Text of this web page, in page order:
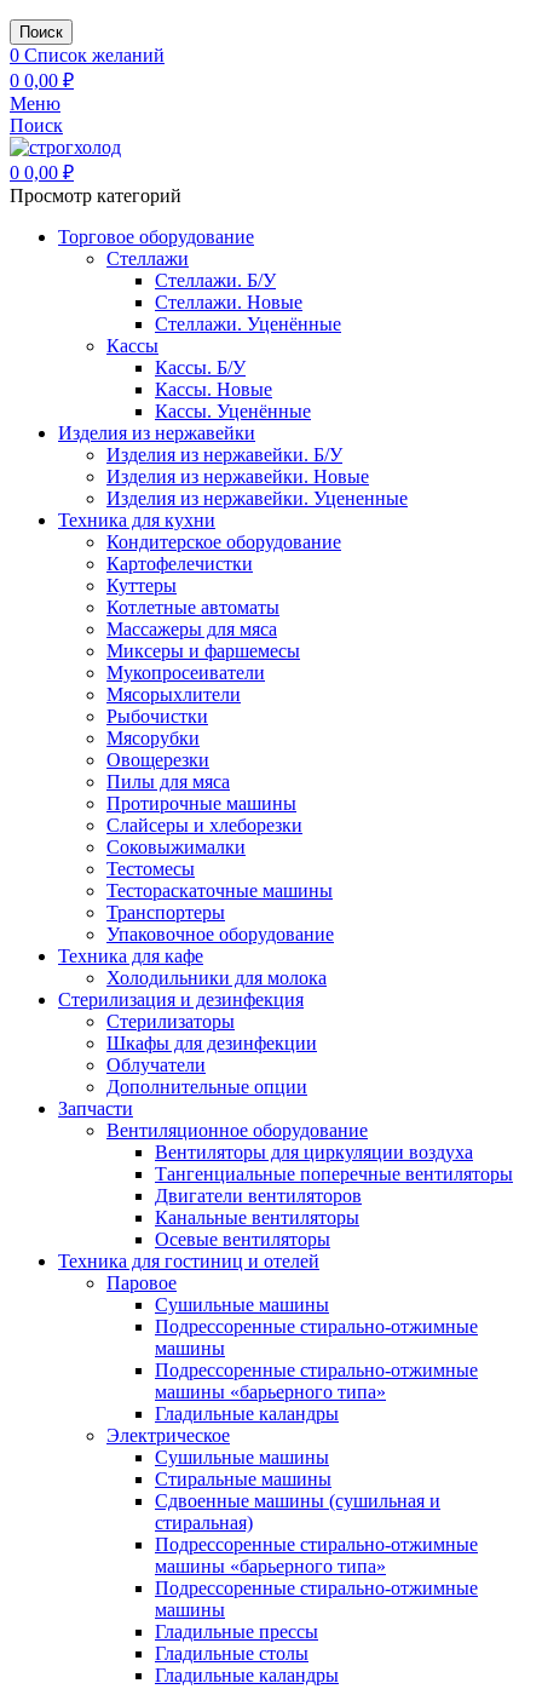
Поиск
0 Список желаний
0 0,00 ₽
Меню
Поиск
0 0,00 ₽
Просмотр категорий
Торговое оборудование
Стеллажи
Стеллажи. Б/У
Стеллажи. Новые
Стеллажи. Уценённые
Кассы
Кассы. Б/У
Кассы. Новые
Кассы. Уценённые
Изделия из нержавейки
Изделия из нержавейки. Б/У
Изделия из нержавейки. Новые
Изделия из нержавейки. Уцененные
Техника для кухни
Кондитерское оборудование
Картофелечистки
Куттеры
Котлетные автоматы
Массажеры для мяса
Миксеры и фаршемесы
Мукопросеиватели
Мясорыхлители
Рыбочистки
Мясорубки
Овощерезки
Пилы для мяса
Протирочные машины
Слайсеры и хлеборезки
Соковыжималки
Тестомесы
Тестораскаточные машины
Транспортеры
Упаковочное оборудование
Техника для кафе
Холодильники для молока
Стерилизация и дезинфекция
Стерилизаторы
Шкафы для дезинфекции
Облучатели
Дополнительные опции
Запчасти
Вентиляционное оборудование
Вентиляторы для циркуляции воздуха
Тангенциальные поперечные вентиляторы
Двигатели вентиляторов
Канальные вентиляторы
Осевые вентиляторы
Техника для гостиниц и отелей
Паровое
Cушильные машины
Подрессоренные стирально-отжимные
машины
Подрессоренные стирально-отжимные
машины «барьерного типа»
Гладильные каландры
Электрическое
Сушильные машины
Стиральные машины
Сдвоенные машины (сушильная и
стиральная)
Подрессоренные стирально-отжимные
машины «барьерного типа»
Подрессоренные стирально-отжимные
машины
Гладильные прессы
Гладильные столы
Гладильные каландры